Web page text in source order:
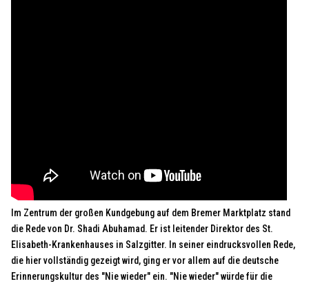
Im Zentrum der großen Kundgebung auf dem Bremer Marktplatz stand
die Rede von Dr. Shadi Abuhamad. Er ist leitender Direktor des St.
Elisabeth-Krankenhauses in Salzgitter. In seiner eindrucksvollen Rede,
die hier vollständig gezeigt wird, ging er vor allem auf die deutsche
Erinnerungskultur des "Nie wieder" ein. "Nie wieder" würde für die